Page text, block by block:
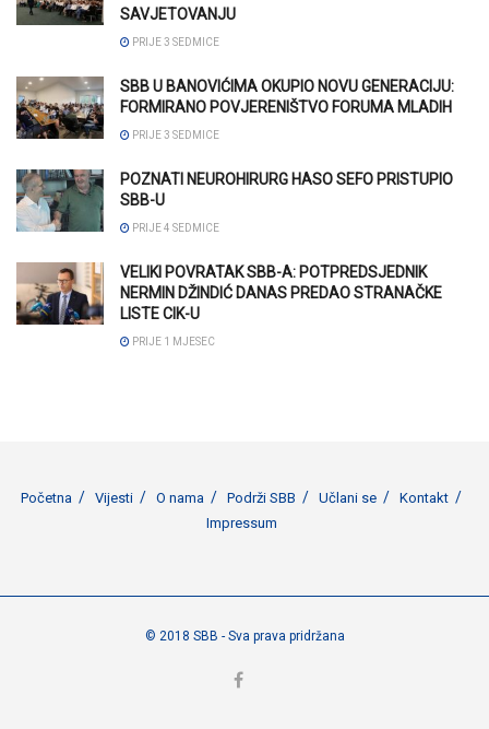
SAVJETOVANJU
PRIJE 3 SEDMICE
SBB U BANOVIĆIMA OKUPIO NOVU GENERACIJU:
FORMIRANO POVJERENIŠTVO FORUMA MLADIH
PRIJE 3 SEDMICE
POZNATI NEUROHIRURG HASO SEFO PRISTUPIO
SBB-U
PRIJE 4 SEDMICE
VELIKI POVRATAK SBB-A: POTPREDSJEDNIK
NERMIN DŽINDIĆ DANAS PREDAO STRANAČKE
LISTE CIK-U
PRIJE 1 MJESEC
Početna Vijesti O nama Podrži SBB Učlani se
Kontakt
Impressum
© 2018 SBB - Sva prava pridržana